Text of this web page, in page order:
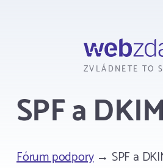
ZVLÁDNETE TO
SPF a
Fórum podpory→ SPF a